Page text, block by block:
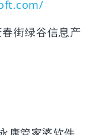
街绿谷信息产